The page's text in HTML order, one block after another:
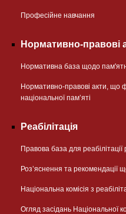
Професійне навчання
Нормативно-правові
Нормативна база щодо
Нормативно-правові акти, що
національної памʼяті
Реабілітація
Правова база для
Розʼяснення та рекомендації
Національна комісія з
Огляд засідань Національної